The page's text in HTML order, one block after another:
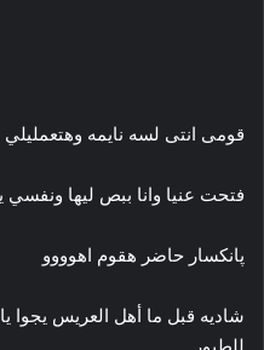
قومى انتى لسه نايمه
فتحت عنيا وانا ببص ليها
پانكسار حاضر هقوم اهوووو
شاديه قبل ما أهل العريس